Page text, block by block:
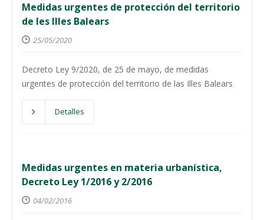
Medidas urgentes de protección del territorio
de les Illes Balears
25/05/2020
Decreto Ley 9/2020, de 25 de mayo, de medidas
urgentes de protección del territorio de las Illes Balears
Detalles
Medidas urgentes en materia urbanística,
Decreto Ley 1/2016 y 2/2016
04/02/2016